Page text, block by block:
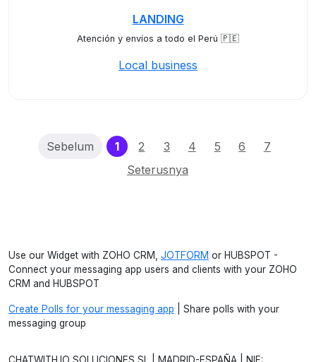
LANDING
Atención y envíos a todo el Perú 🇵🇪
Local business
Sebelum 1(current)
2 3 4 5 6
7
Seterusnya
Use our Widget with ZOHO CRM, JOTFORM or HUBSPOT -
Connect your messaging app users and clients with your ZOHO
CRM and HUBSPOT
Create Polls for your messaging app | Share polls with your
messaging group